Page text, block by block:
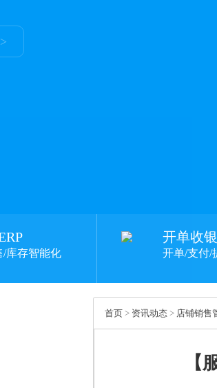
/库存智能化
开单收
开单/支付/
首页 > 资讯动态 > 店铺销售
【